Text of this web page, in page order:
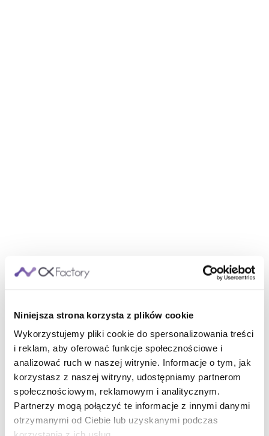
Niniejsza strona korzysta z plików cookie
Wykorzystujemy pliki cookie do spersonalizowania treści
i reklam, aby oferować funkcje społecznościowe i
analizować ruch w naszej witrynie. Informacje o tym, jak
korzystasz z naszej witryny, udostępniamy partnerom
społecznościowym, reklamowym i analitycznym.
Partnerzy mogą połączyć te informacje z innymi danymi
otrzymanymi od Ciebie lub uzyskanymi podczas